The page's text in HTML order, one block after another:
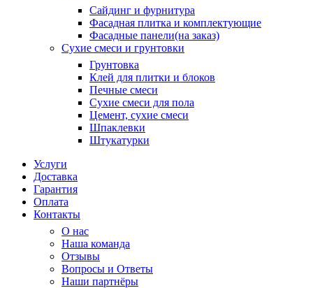
Сайдинг и фурнитура
Фасадная плитка и комплектующие
Фасадные панели(на заказ)
Сухие смеси и грунтовки
Грунтовка
Клей для плитки и блоков
Печные смеси
Сухие смеси для пола
Цемент, сухие смеси
Шпаклевки
Штукатурки
Услуги
Доставка
Гарантия
Оплата
Контакты
О нас
Наша команда
Отзывы
Вопросы и Ответы
Наши партнёры